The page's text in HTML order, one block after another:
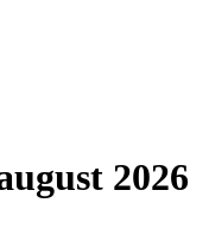
2026